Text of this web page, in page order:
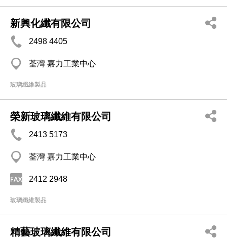
新興化纖有限公司
2498 4405
荃灣 嘉力工業中心
玻璃纖維製品
榮新玻璃纖維有限公司
2413 5173
荃灣 嘉力工業中心
2412 2948
玻璃纖維製品
精藝玻璃纖維有限公司